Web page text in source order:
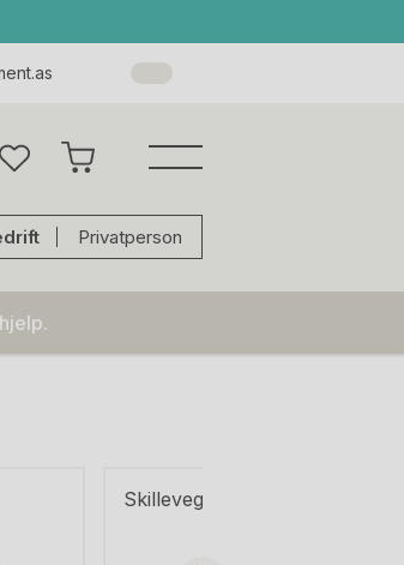
Privatperson
Skillevegger